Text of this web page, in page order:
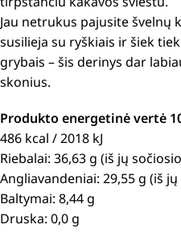
Jau netrukus pajusite švelnų
susilieja su ryškiais ir šiek
grybais – šis derinys dar
skonius.
Produkto energetinė vertė
486 kcal / 2018 kJ
Riebalai: 36,63 g (iš jų
Angliavandeniai: 29,55 g (iš
Baltymai: 8,44 g
Druska: 0,0 g